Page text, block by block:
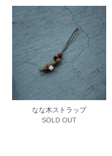
なな木ストラップ
SOLD OUT